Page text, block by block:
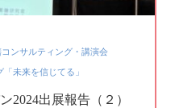
コンサルティング・講演会
未来を信じてる」
2024出展報告（２）